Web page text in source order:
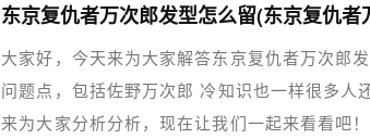
东京复仇者万次郎发型怎么留(东京复仇者
大家好，今天来为大家解答东京复仇者万次郎
问题点，包括佐野万次郎 冷知识也一样很多人
来为大家分析分析，现在让我们一起来看看吧